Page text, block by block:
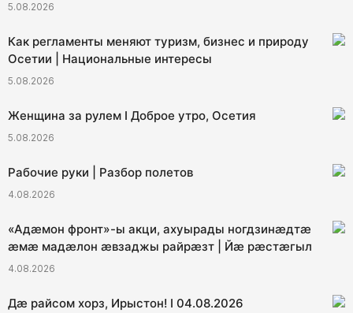
5.08.2026
Как регламенты меняют туризм, бизнес и природу
Осетии | Национальные интересы
5.08.2026
Женщина за рулем I Доброе утро, Осетия
5.08.2026
Рабочие руки | Разбор полетов
4.08.2026
«Адæмон фронт»-ы акци, ахуырады ногдзинæдтæ
æмæ мадæлон æвзаджы райрæзт | Йæ рæстæгыл
4.08.2026
Дæ райсом хорз, Ирыстон! I 04.08.2026